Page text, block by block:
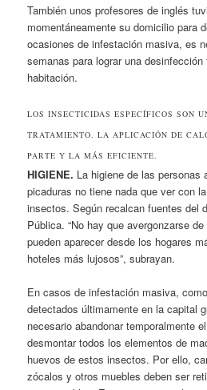
También unos profesores de inglés
momentáneamente su domicilio para
ocasiones de infestación masiva, es
semanas para lograr una
habitación.
LOS INSECTICIDAS ESPECÍFICOS SON
TRATAMIENTO. LA APLICACIÓN DE
PARTE Y LA MÁS EFICIENTE.
HIGIENE. La higiene de las personas
picaduras no tiene nada que ver con
insectos. Según recalcan fuentes del
Pública. “No hay que avergonzarse
pueden aparecer desde los hogares
hoteles más lujosos”, subrayan.
En casos de infestación masiva,
detectados últimamente en la capital
necesario abandonar temporalmente
desmontar todos los elementos de
huevos de estos insectos. Por ello,
zócalos y otros muebles deben ser